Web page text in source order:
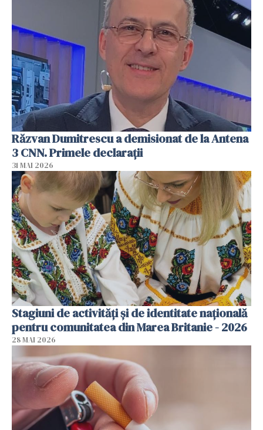
Răzvan Dumitrescu a demisionat de la Antena
3 CNN. Primele declarații
31 MAI 2026
Stagiuni de activități și de identitate națională
pentru comunitatea din Marea Britanie - 2026
28 MAI 2026